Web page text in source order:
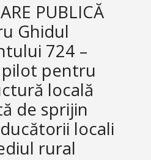
PUBLICĂ
Ghidul
724 –
pentru
locală
de sprijin
locali
rural